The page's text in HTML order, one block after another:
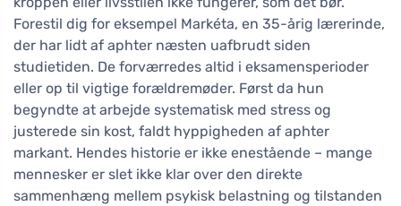
Forestil dig for eksempel Markéta, en 35-årig lærerinde,
der har lidt af aphter næsten uafbrudt siden
studietiden. De forværredes altid i eksamensperioder
eller op til vigtige forældremøder. Først da hun
begyndte at arbejde systematisk med stress og
justerede sin kost, faldt hyppigheden af aphter
markant. Hendes historie er ikke enestående – mange
mennesker er slet ikke klar over den direkte
sammenhæng mellem psykisk belastning og tilstanden